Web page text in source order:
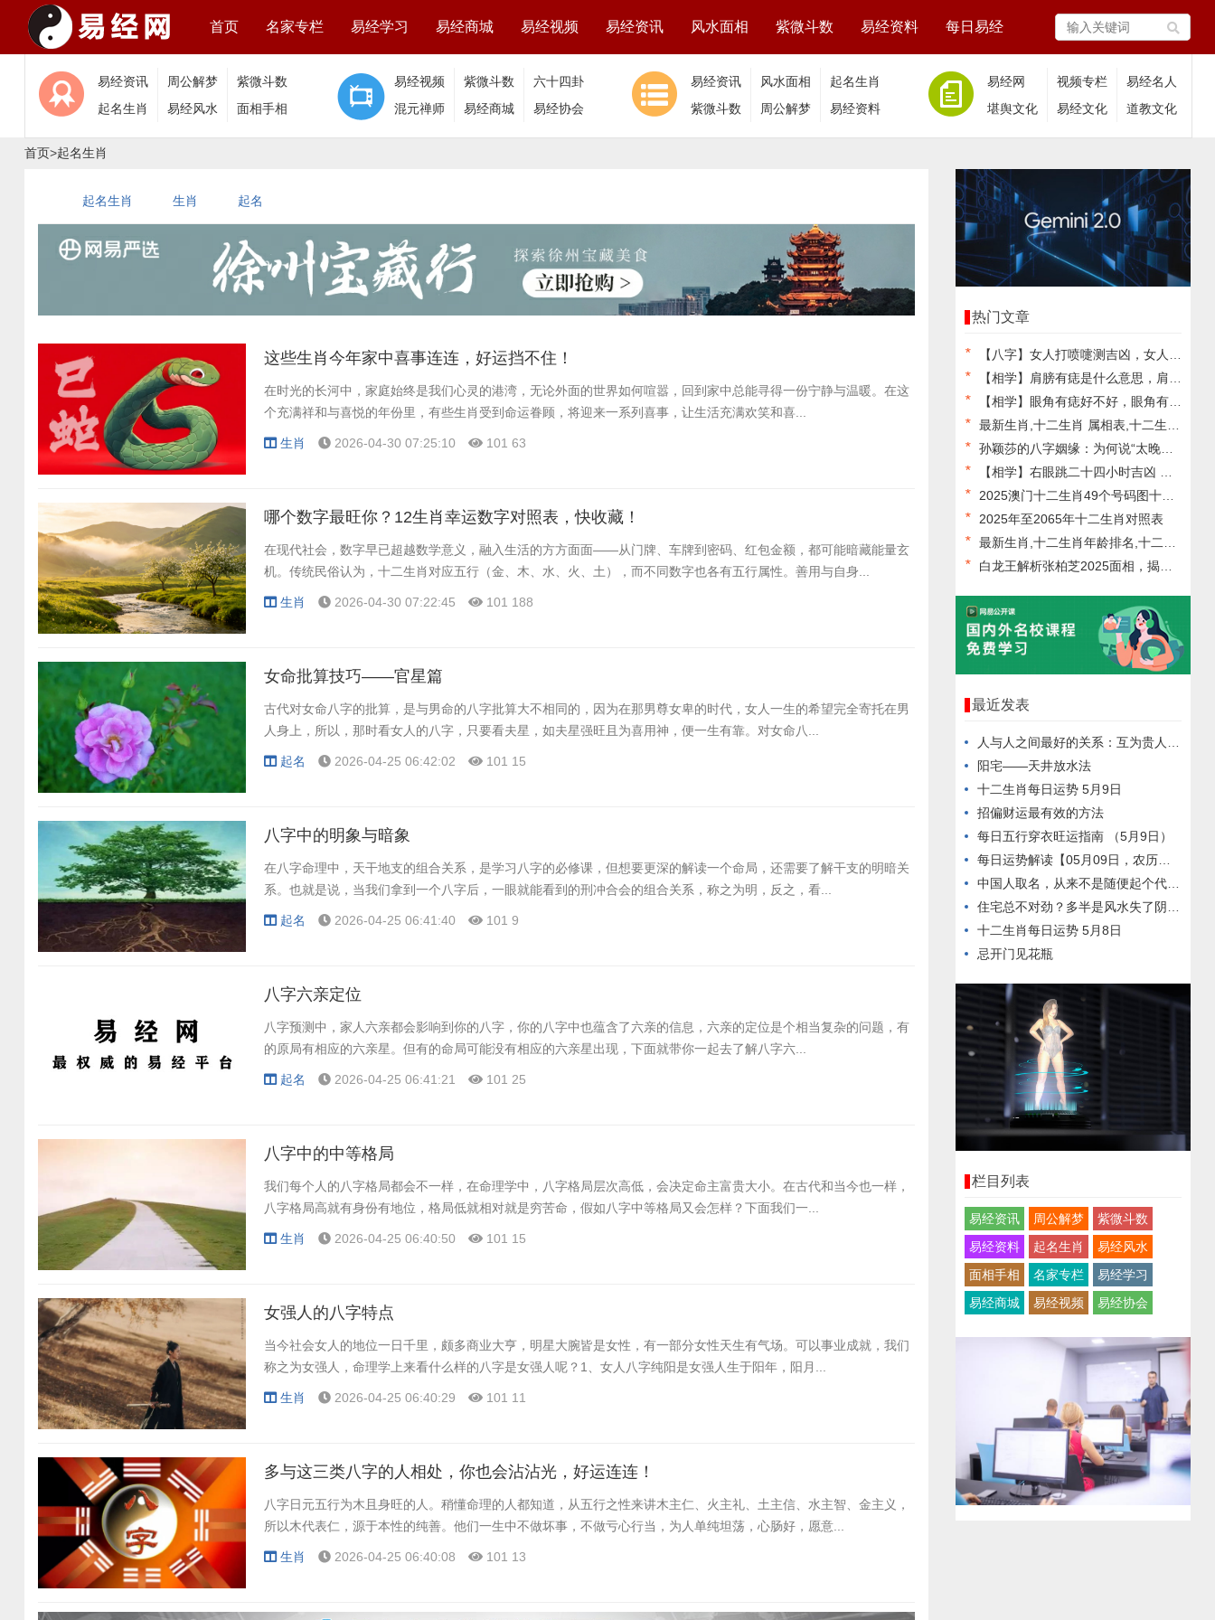
首页 名家专栏 易经学习 易经商城 易经视频 易经资讯 风水面相 紫微斗数 易经资料 每日易经
易经资讯 周公解梦
紫微斗数
起名生肖
易经风水 面相手相
易经视频
紫微斗数
视频
六十四卦
混元禅师
易经商城 易经协会
易经资讯 风水面相
起名生肖
紫微斗数
周公解梦 易经资料
易经网 视频专栏
易经名人
堪舆文化
易经文化 道教文化
首页>起名生肖
起名生肖 生肖 起名
这些生肖今年家中喜事连连，好运挡不住！
在时光的长河中，家庭始终是我们心灵的港湾，无论外面的世界如何喧嚣，回到家中总能寻得一份宁静与温暖。在这
个充满祥和与喜悦的年份里，有些生肖受到命运眷顾，将迎来一系列喜事，让生活充满欢笑和喜...
生肖 2026-04-30 07:25:10 101 63
哪个数字最旺你？12生肖幸运数字对照表，快收藏！
在现代社会，数字早已超越数学意义，融入生活的方方面面——从门牌、车牌到密码、红包金额，都可能暗藏能量玄
机。传统民俗认为，十二生肖对应五行（金、木、水、火、土），而不同数字也各有五行属性。善用与自身...
生肖 2026-04-30 07:22:45 101 188
女命批算技巧——官星篇
古代对女命八字的批算，是与男命的八字批算大不相同的，因为在那男尊女卑的时代，女人一生的希望完全寄托在男
人身上，所以，那时看女人的八字，只要看夫星，如夫星强旺且为喜用神，便一生有靠。对女命八...
起名 2026-04-25 06:42:02 101 15
八字中的明象与暗象
在八字命理中，天干地支的组合关系，是学习八字的必修课，但想要更深的解读一个命局，还需要了解干支的明暗关
系。也就是说，当我们拿到一个八字后，一眼就能看到的刑冲合会的组合关系，称之为明，反之，看...
起名 2026-04-25 06:41:40 101 9
八字六亲定位
八字预测中，家人六亲都会影响到你的八字，你的八字中也蕴含了六亲的信息，六亲的定位是个相当复杂的问题，有
的原局有相应的六亲星。但有的命局可能没有相应的六亲星出现，下面就带你一起去了解八字六...
起名 2026-04-25 06:41:21 101 25
八字中的中等格局
我们每个人的八字格局都会不一样，在命理学中，八字格局层次高低，会决定命主富贵大小。在古代和当今也一样，
八字格局高就有身份有地位，格局低就相对就是穷苦命，假如八字中等格局又会怎样？下面我们一...
生肖 2026-04-25 06:40:50 101 15
女强人的八字特点
当今社会女人的地位一日千里，颇多商业大亨，明星大腕皆是女性，有一部分女性天生有气场。可以事业成就，我们
称之为女强人，命理学上来看什么样的八字是女强人呢？1、女人八字纯阳是女强人生于阳年，阳月...
生肖 2026-04-25 06:40:29 101 11
多与这三类八字的人相处，你也会沾沾光，好运连连！
八字日元五行为木且身旺的人。稍懂命理的人都知道，从五行之性来讲木主仁、火主礼、土主信、水主智、金主义，
所以木代表仁，源于本性的纯善。他们一生中不做坏事，不做亏心行当，为人单纯坦荡，心肠好，愿意...
生肖 2026-04-25 06:40:08 101 13
热门文章
* 【八字】女人打喷嚏测吉凶，女人打喷嚏预示什么预兆,易经网推荐最新八字
* 【相学】肩膀有痣是什么意思，肩膀上长痣好不好,易经网推荐面相手相
* 【相学】眼角有痣好不好，眼角有痣的寓意是什么,易经网推荐面相手相
* 最新生肖,十二生肖 属相表,十二生肖属相表2024年 ,易经网推荐生肖
* 孙颖莎的八字姻缘：为何说“太晚了”，背后的原因是什么
* 【相学】右眼跳二十四小时吉凶 眼跳星期吉凶,易经网推荐面相手相
* 2025澳门十二生肖49个号码图十二生肖卡码表
* 2025年至2065年十二生肖对照表
* 最新生肖,十二生肖年龄排名,十二生肖年龄对比表 ,易经网推荐生肖
* 白龙王解析张柏芝2025面相，揭示未来趋势_【面相手相】
最近发表
人与人之间最好的关系：互为贵人，彼此成就！
阳宅——天井放水法
十二生肖每日运势 5月9日
招偏财运最有效的方法
每日五行穿衣旺运指南 （5月9日）
每日运势解读【05月09日，农历三月廿三，星期六】
中国人取名，从来不是随便起个代号，而是刻在名字里的东方文脉
住宅总不对劲？多半是风水失了阴阳，教你自查宅中气场，简单又灵验！
十二生肖每日运势 5月8日
忌开门见花瓶
栏目列表
易经资讯 周公解梦
紫微斗数
易经资料
起名生肖
易经风水
面相手相
名家专栏
易经学习
易经商城
易经视频 易经协会